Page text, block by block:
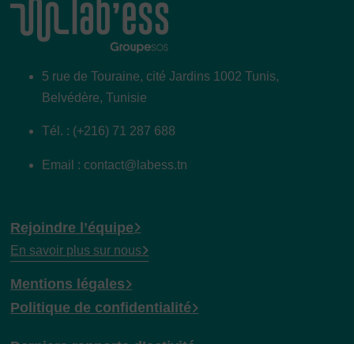
5 rue de Touraine, cité Jardins 1002 Tunis,
Belvédère, Tunisie
Tél. : (+216) 71 287 688
Email : contact@labess.tn
Rejoindre l’équipe
En savoir plus sur nous
Mentions légales
Politique de confidentialité